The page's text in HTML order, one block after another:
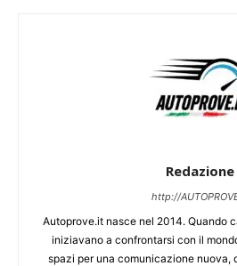
Redazione
http://
Autoprove.it nasce nel 2014. Quando
iniziavano a confrontarsi con il
spazi per una comunicazione nuova,